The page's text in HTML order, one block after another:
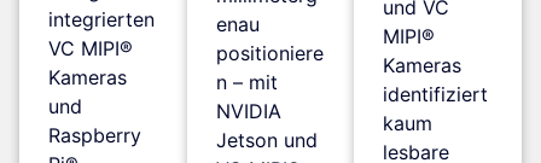
integrierten
VC MIPI®
Kameras
und
Raspberry
enau
positioniere
n – mit
NVIDIA
Jetson und
und VC
MIPI®
Kameras
identifiziert
kaum
lesbare